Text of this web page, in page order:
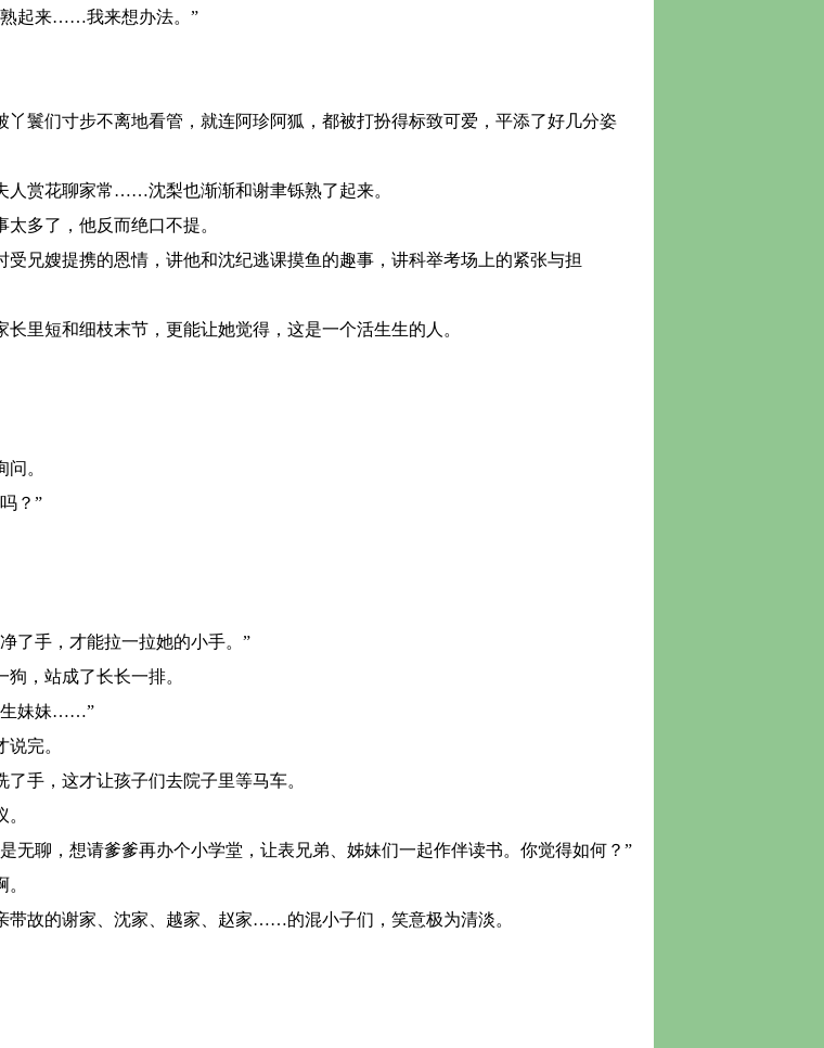
熟起来……我来想办法。”
鬟们寸步不离地看管，就连阿珍阿狐，都被打扮得标致可爱，平添了好几分姿
赏花聊家常……沈梨也渐渐和谢聿铄熟了起来。
多了，他反而绝口不提。
兄嫂提携的恩情，讲他和沈纪逃课摸鱼的趣事，讲科举考场上的紧张与担
里短和细枝末节，更能让她觉得，这是一个活生生的人。
。
？”
手，才能拉一拉她的小手。”
，站成了长长一排。
妹妹……”
完。
手，这才让孩子们去院子里等马车。
聊，想请爹爹再办个小学堂，让表兄弟、姊妹们一起作伴读书。你觉得如何？”
故的谢家、沈家、越家、赵家……的混小子们，笑意极为清淡。